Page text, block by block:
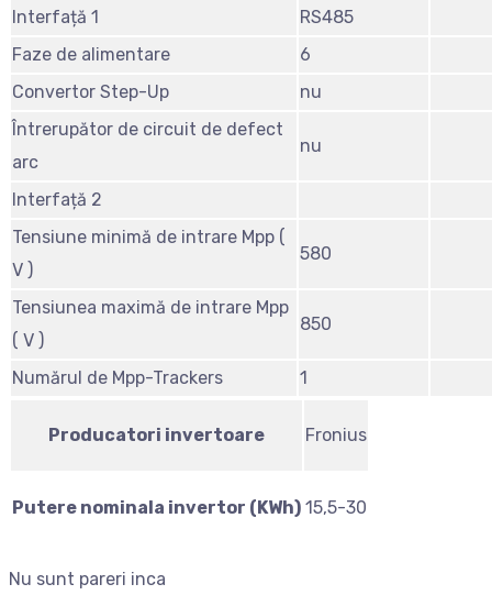
Interfață 1
RS485
Faze de alimentare
6
Convertor Step-Up
nu
Întrerupător de circuit de defect
arc
nu
Interfață 2
Tensiune minimă de intrare Mpp (
V )
580
Tensiunea maximă de intrare Mpp
( V )
850
Numărul de Mpp-Trackers 1
Producatori invertoare Fronius
Putere nominala invertor (KWh) 15,5-30
Nu sunt pareri inca